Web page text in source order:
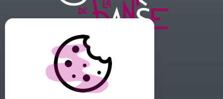
GALERIE DE LA DANSE
1 rue midol 25000 Besançon